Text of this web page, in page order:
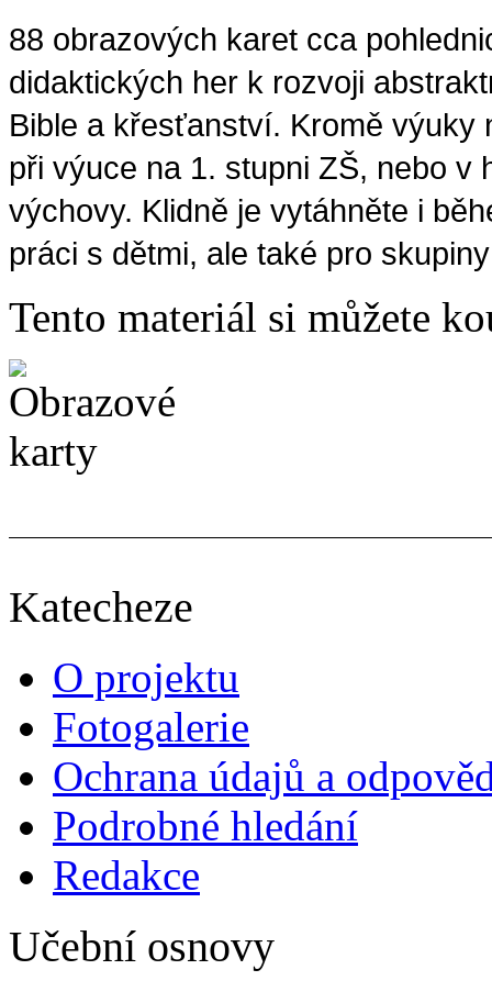
88 obrazových karet cca
didaktických her k rozvoji
Bible a křesťanství. Kromě
při výuce na 1. stupni ZŠ, nebo v
výchovy. Klidně je vytáhněte i
práci s dětmi, ale také pro
Tento materiál si můžete
Katecheze
O projektu
Fotogalerie
Ochrana údajů a
Podrobné hledání
Redakce
Učební osnovy